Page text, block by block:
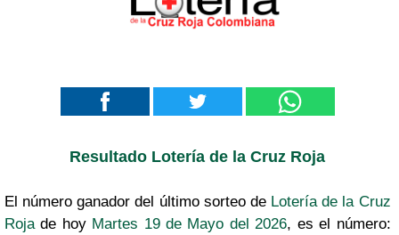
Resultado Lotería de la Cruz Roja
El número ganador del último sorteo de Lotería de la Cruz
Roja de hoy Martes 19 de Mayo del 2026, es el número: